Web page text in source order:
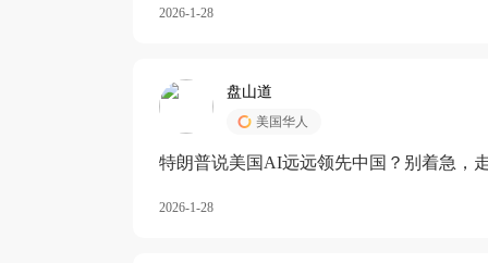
2026-1-28
盘山道
美国华人
特朗普说美国AI远远领先中国？别着急，
2026-1-28